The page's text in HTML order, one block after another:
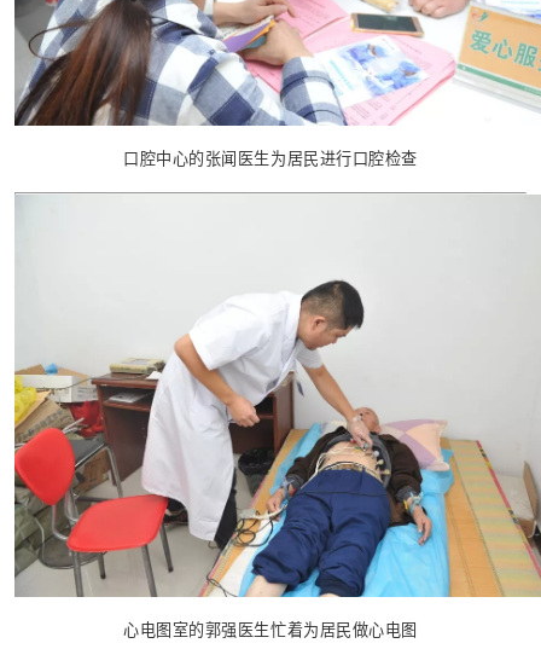
口腔中心的张闻医生为居民进行口腔检查
心电图室的郭强医生忙着为居民做心电图